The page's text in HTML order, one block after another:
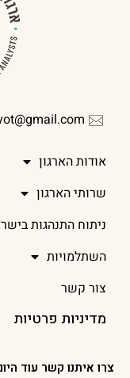
אודות הארגון
שרותי הארגון
ניתוח התנהגות
השתלמויות
צור קשר
מדיניות פרטיות
צרו איתנו קשר עוד